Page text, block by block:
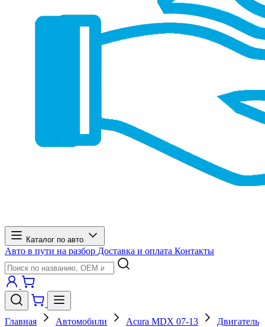
Каталог по авто
Авто в пути на разбор Доставка и оплата Контакты
Главная Автомобили Acura MDX 07-13
Двигатель